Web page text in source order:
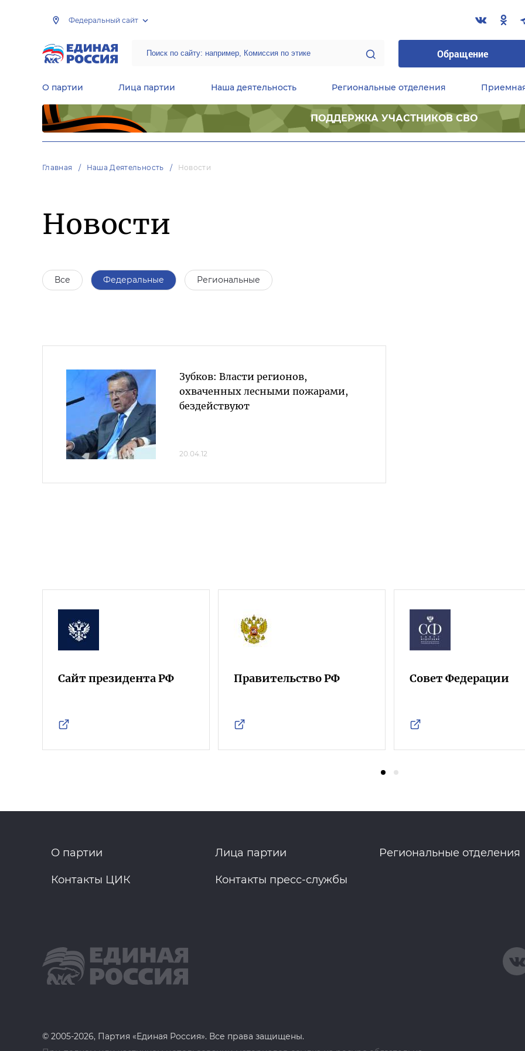
Федеральный сайт
Обращение
О партии Лица партии Наша деятельность Региональные отделения
ПОДДЕРЖКА УЧАСТНИКОВ СВО
Главная Наша Деятельность Новости
Новости
Все Федеральные Региональные
Зубков: Власти регионов,
охваченных лесными пожарами,
бездействуют
20.04.12
Сайт президента РФ Правительство РФ Совет Федерации
О партии Лица партии Региональные отделения
Контакты ЦИК Контакты пресс-службы
© 2005-2026, Партия «Единая Россия». Все права защищены.